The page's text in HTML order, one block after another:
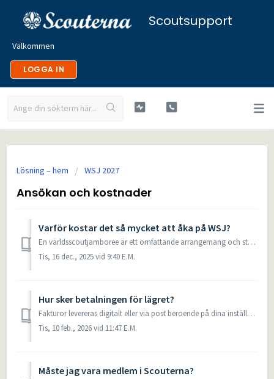
Scoutsupport
Välkommen
LOGGA IN
Lösning – hem WSJ 2027
Ansökan och kostnader
Varför kostar det så mycket att åka på WSJ?
En världsscoutjamboree är ett omfattande arrangemang och stora arrangemang som WSJ brukar kosta en del. Den svenska kontingenten erbjuder därför både deltag...
Tis, 16 dec., 2025 vid 9:40 E.M.
Hur sker betalningen för lägret?
Fakturor levereras digitalt eller via post beroende på dina inställningar i Scoutnet. Den första fakturan, dvs ansökningsavgiften (3500 kr) skickas ut manue...
Tis, 10 feb., 2026 vid 11:47 E.M.
Måste jag vara medlem i Scouterna?